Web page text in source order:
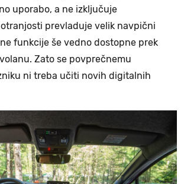
uporabo, a ne izključuje
prevladuje velik navpični
funkcije še vedno dostopne prek
Zato se povprečnemu
ni treba učiti novih digitalnih